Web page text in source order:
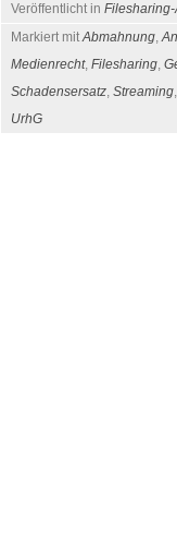
Veröffentlicht in
Markiert mitAbmahnung,
Medienrecht, Filesharing,
Schadensersatz, Streaming,
UrhG